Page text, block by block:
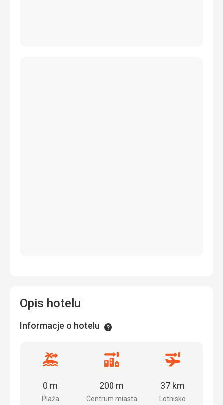
Opis hotelu
Informacje o hotelu Informacje
Odległość
plaży
Plaża
0 m
Odległość
centrum
Centrum miasta
200 m
Odległość
lotniska
Lotnisko
37 km